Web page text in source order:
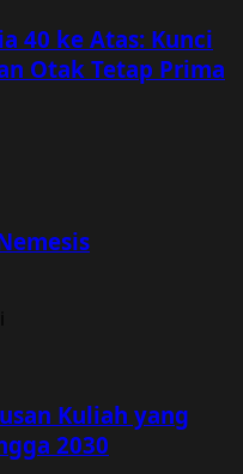
40 ke Atas: Kunci
Otak Tetap Prima
Kuliah yang
2030